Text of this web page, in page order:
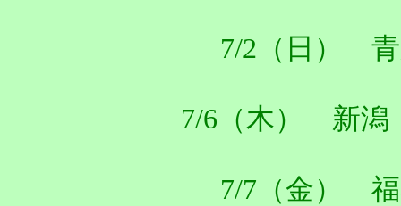
7/2（日） 青
7/6（木） 新潟
7/7（金） 福